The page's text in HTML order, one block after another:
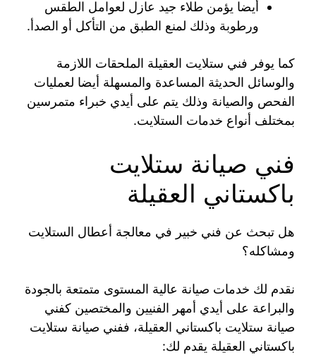
أيضا يؤمن طلاء جيد عازل لعوامل الطقس
ورطوبة وذلك لمنع الطبق من التأكل أو الصدأ.
كما يوفر فني ستلايت العقيلة الملحقات اللازمة
والوسائل الحديثة المساعدة والمسهلة أيضا لعمليات
الفحص والصيانة وذلك يتم على أيدي خبراء متمرسين
بمختلف أنواع خدمات الستلايت.
فني صيانة ستلايت
باكستاني العقيلة
هل تبحث عن فني خبير في معالجة أعطال الستلايت
ومشاكله؟
نقدم لك خدمات صيانة عالية المستوى متمتعة بالجودة
والبراعة على أيدي أمهر الفنيين والمختصين كفني
صيانة ستلايت باكستاني العقيلة، ففني صيانة ستلايت
باكستاني العقيلة يقدم لك: